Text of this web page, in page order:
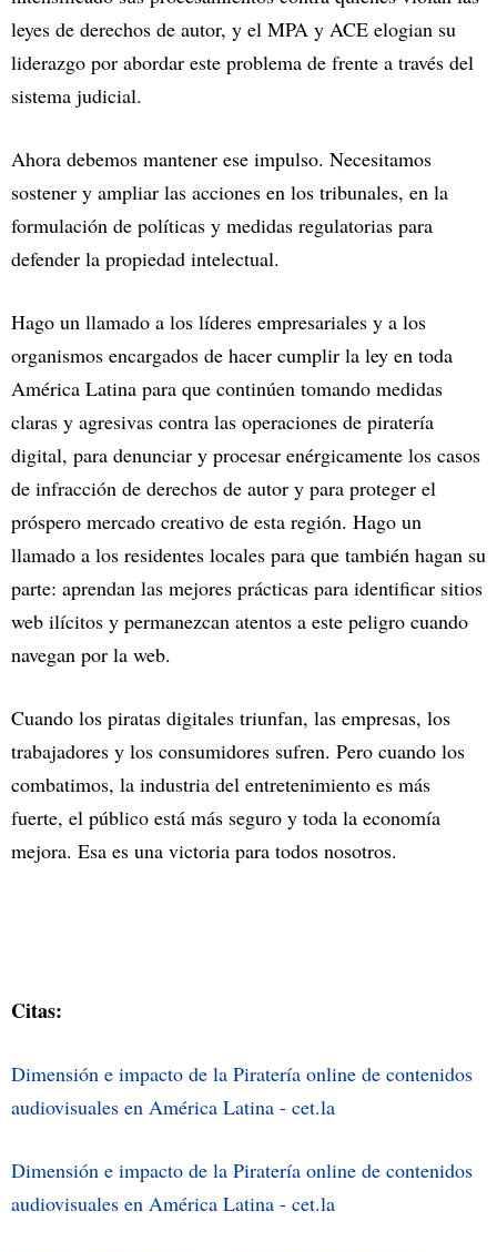
leyes de derechos de autor, y el MPA y ACE elogian su
liderazgo por abordar este problema de frente a través del
sistema judicial.
Ahora debemos mantener ese impulso. Necesitamos
sostener y ampliar las acciones en los tribunales, en la
formulación de políticas y medidas regulatorias para
defender la propiedad intelectual.
Hago un llamado a los líderes empresariales y a los
organismos encargados de hacer cumplir la ley en toda
América Latina para que continúen tomando medidas
claras y agresivas contra las operaciones de piratería
digital, para denunciar y procesar enérgicamente los casos
de infracción de derechos de autor y para proteger el
próspero mercado creativo de esta región. Hago un
llamado a los residentes locales para que también hagan su
parte: aprendan las mejores prácticas para identificar sitios
web ilícitos y permanezcan atentos a este peligro cuando
navegan por la web.
Cuando los piratas digitales triunfan, las empresas, los
trabajadores y los consumidores sufren. Pero cuando los
combatimos, la industria del entretenimiento es más
fuerte, el público está más seguro y toda la economía
mejora. Esa es una victoria para todos nosotros.
Citas:
Dimensión e impacto de la Piratería online de contenidos
audiovisuales en América Latina - cet.la
Dimensión e impacto de la Piratería online de contenidos
audiovisuales en América Latina - cet.la